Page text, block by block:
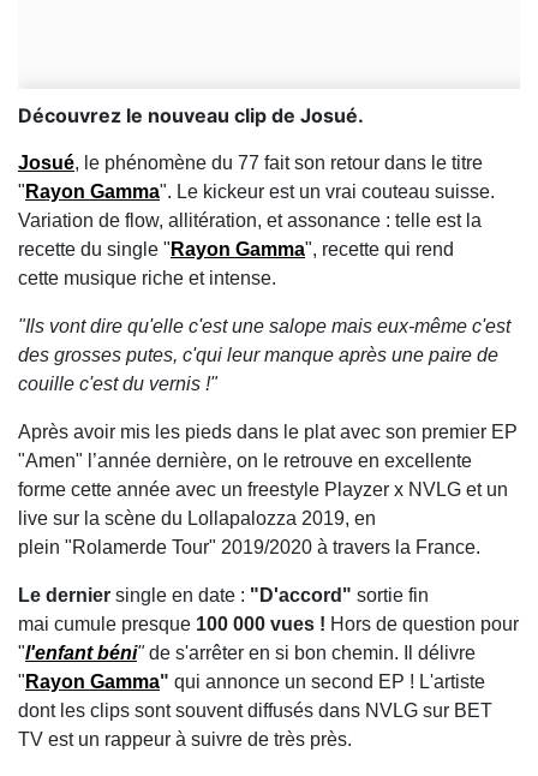
Découvrez le nouveau clip de Josué.
Josué, le phénomène du 77 fait son retour dans le titre
" Rayon Gamma". Le kickeur est un vrai couteau suisse.
Variation de flow, allitération, et assonance : telle est la
recette du single " Rayon Gamma", recette qui rend
cette musique riche et intense.
"Ils vont dire qu'elle c'est une salope mais eux-même c'est
des grosses putes, c'qui leur manque après une paire de
couille c'est du vernis !"
Après avoir mis les pieds dans le plat avec son premier EP
"Amen" l’année dernière, on le retrouve en excellente
forme cette année avec un freestyle Playzer x NVLG et un
live sur la scène du Lollapalozza 2019, en
plein "Rolamerde Tour" 2019/2020 à travers la France.
Le dernier single en date : "D'accord" sortie fin
mai cumule presque 100 000 vues ! Hors de question pour
"l'enfant béni"de s'arrêter en si bon chemin. Il délivre
" Rayon Gamma" qui annonce un second EP ! L'artiste
dont les clips sont souvent diffusés dans NVLG sur BET
TV est un rappeur à suivre de très près.